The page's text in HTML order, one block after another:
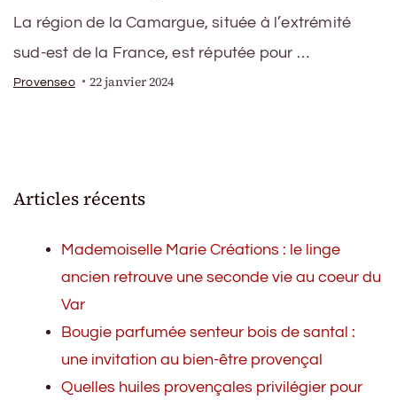
La région de la Camargue, située à l’extrémité
sud-est de la France, est réputée pour …
Provenseo 22 janvier 2024
Articles récents
Mademoiselle Marie Créations : le linge
ancien retrouve une seconde vie au coeur du
Var
Bougie parfumée senteur bois de santal :
une invitation au bien-être provençal
Quelles huiles provençales privilégier pour